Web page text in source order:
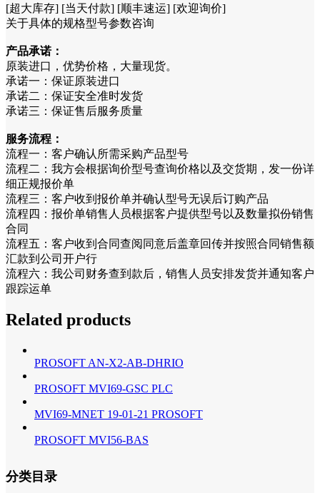
[超大库存] [当天付款] [顺丰速运] [欢迎询价]
关于具体的规格型号参数咨询
产品承诺：
原装进口，优势价格，大量现货。
承诺一：保证原装进口
承诺二：保证安全准时发货
承诺三：保证售后服务质量
服务流程：
流程一：客户确认所需采购产品型号
流程二：我方会根据询价型号查询价格以及交货期，发一份详
细正规报价单
流程三：客户收到报价单并确认型号无误后订购产品
流程四：报价单销售人员根据客户提供型号以及数量拟份销售
合同
流程五：客户收到合同查阅同意后盖章回传并按照合同销售额
汇款到公司开户行
流程六：我公司财务查到款后，销售人员安排发货并通知客户
跟踪运单
Related products
PROSOFT AN-X2-AB-DHRIO
PROSOFT MVI69-GSC PLC
MVI69-MNET 19-01-21 PROSOFT
PROSOFT MVI56-BAS
分类目录